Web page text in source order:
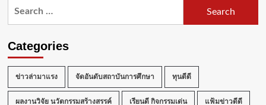
สภา
ผนึก
กำลัง
สนับสนุน
Categories
ข่าวล่ามาแรง จัดอันดับสถาบันการศึกษา ทุนดีดี
ผลงานวิจัย นวัตกรรมสร้างสรรค์ เรียนดี กิจกรรมเด่น แฟ้มข่าวดีดี